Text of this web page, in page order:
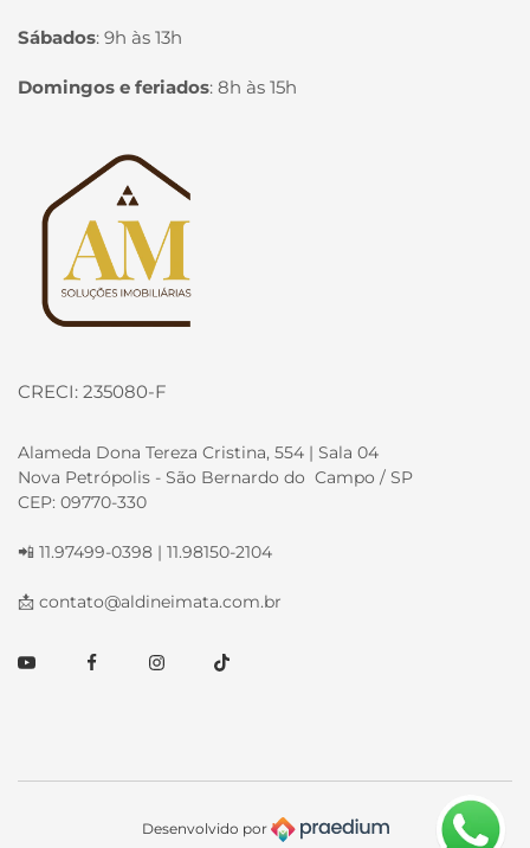
Sábados: 9h às 13h
Domingos e feriados: 8h às 15h
Página inicial
CRECI: 235080-F
Alameda Dona Tereza Cristina, 554 | Sala 04
Nova Petrópolis - São Bernardo do Campo / SP
CEP: 09770-330
📲 11.97499-0398 | 11.98150-2104
📩 contato@aldineimata.com.br
YoutubeFacebookInstagramTikTok
Desenvolvido por